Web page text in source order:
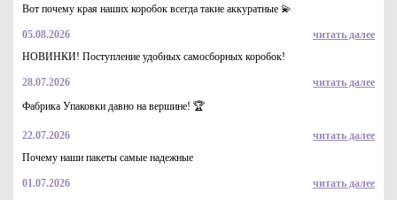
Вставка - менажница к контейнерам - салатникам (КД-107) и
4.7 Купить
Вот почему края наших коробок всегда такие аккуратные 💫
05.08.2026
читать далее
НОВИНКИ! Поступление удобных самосборных коробок!
28.07.2026
читать далее
Фабрика Упаковки давно на вершине! 🏆
22.07.2026
читать далее
Почему наши пакеты самые надежные
01.07.2026
читать далее